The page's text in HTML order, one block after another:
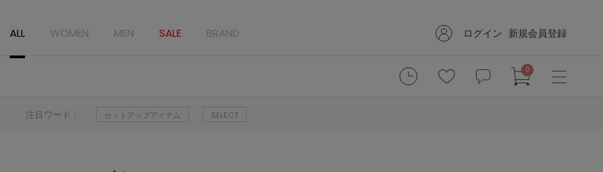
ALL WOMEN MEN SALE BRAND ログイン 新規会員登録
0
注目ワード： セットアップアイテム SELECT